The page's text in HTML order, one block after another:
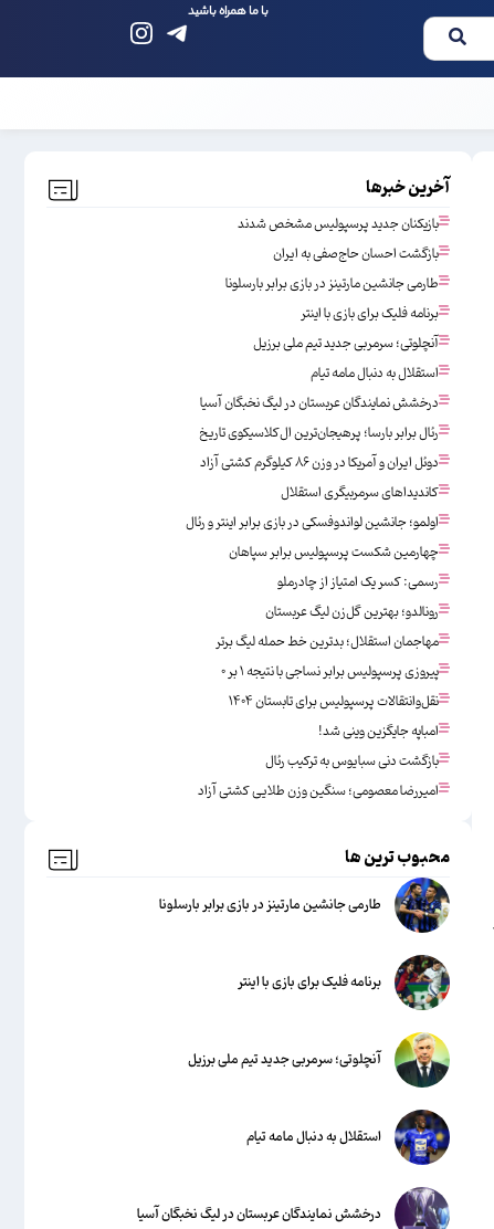
با ما همراه باشید
آخرین خبرها
بازیکنان جدید پرسپولیس مشخص شدند
بازگشت احسان حاج‌صفی به ایران
طارمی جانشین مارتینز در بازی برابر بارسلونا
برنامه فلیک برای بازی با اینتر
آنچلوتی؛ سرمربی جدید تیم ملی برزیل
استقلال به دنبال مامه تیام
درخشش نمایندگان عربستان در لیگ نخبگان آسیا
رئال برابر بارسا؛ پرهیجان‌‌ترین ال‌کلاسیکوی تاریخ
دوئل ایران و آمریکا در وزن ۸۶ کیلوگرم کشتی آزاد
کاندیداهای سرمربیگری استقلال
اولمو؛ جانشین لواندوفسکی در بازی برابر اینتر و رئال
چهارمین شکست پرسپولیس برابر سپاهان
رسمی: کسر یک امتیاز از چادرملو
رونالدو؛ بهترین گل‌زن لیگ عربستان
مهاجمان استقلال؛ بدترین خط حمله لیگ برتر
پیروزی پرسپولیس برابر نساجی با نتیجه ۱ بر ۰
نقل‌وانتقالات پرسپولیس برای تابستان ۱۴۰۴
امباپه جایگزین وینی شد!
بازگشت دنی سبایوس به ترکیب رئال
امیررضا معصومی؛ سنگین وزن طلایی کشتی آزاد
محبوب ترین ها
طارمی جانشین مارتینز در بازی برابر بارسلونا
برنامه فلیک برای بازی با اینتر
آنچلوتی؛ سرمربی جدید تیم ملی برزیل
استقلال به دنبال مامه تیام
درخشش نمایندگان عربستان در لیگ نخبگان آسیا